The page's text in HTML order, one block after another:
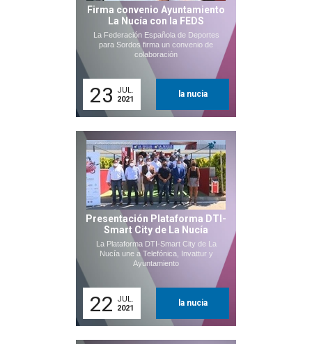
Firma convenio Ayuntamiento
La Nucía con la FEDS
La Federación Española de Deportes
para Sordos firma un convenio de
colaboración
23
JUL.
2021
la nucia
Presentación Plataforma DTI-
Smart City de La Nucía
La Plataforma DTI-Smart City de La
Nucía une a Telefónica, Invattur y
Ayuntamiento
22
JUL.
2021
la nucia